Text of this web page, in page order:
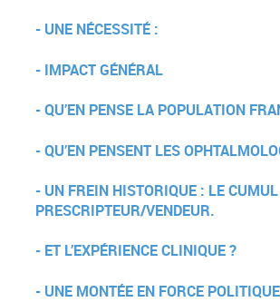
- UNE NÉCESSITÉ :
- IMPACT GÉNÉRAL
- QU’EN PENSE LA POPULATION
- QU’EN PENSENT LES
- UN FREIN HISTORIQUE : LE CUMUL
PRESCRIPTEUR/VENDEUR.
- ET L’EXPÉRIENCE CLINIQUE ?
- UNE MONTÉE EN FORCE